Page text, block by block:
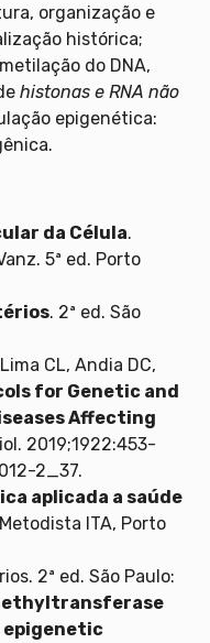
organização e
histórica;
do DNA,
histonas e RNA não
epigenética:
da Célula.
5ª ed. Porto
. 2ª ed. São
CL, Andia DC,
for Genetic and
Affecting
2019;1922:453-
2_37.
aplicada a saúde
ITA, Porto
2ª ed. São Paulo: